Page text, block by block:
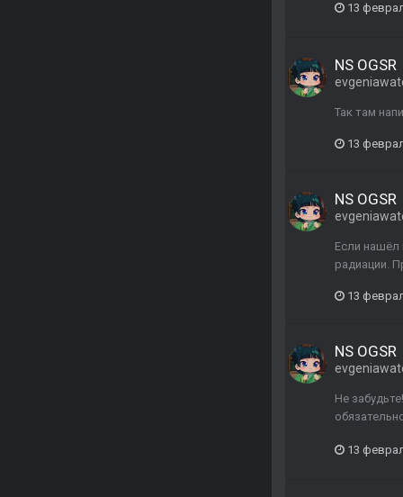
13
NS OGSR
Так там
13
NS OGSR
Если нашёл
радиации.
13
NS OGSR
Не
13